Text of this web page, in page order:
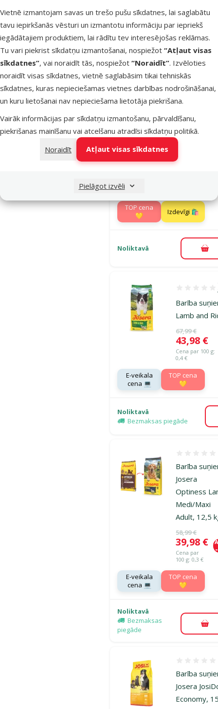
Vietnē izmantojam savas un trešo pušu sīkdatnes, lai saglabātu
tavu iepirkšanās vēsturi un izmantotu informāciju par iepriekš
iegādātajiem produktiem, lai rādītu tev interesējošas reklāmas.
Tu vari piekrist sīkdatņu izmantošanai, nospiežot “Atļaut visas
sīkdatnes”, vai noraidīt tās, nospiežot “Noraidīt”. Izvēloties
noraidīt visas sīkdatnes, vietnē saglabāsim tikai tehniskās
sīkdatnes, kuras nepieciešamas vietnes darbības nodrošināšanai,
un kuru lietošanai nav nepieciešama lietotāja piekrišana.
Vairāk informācijas par sīkdatņu izmantošanu, pārvaldīšanu,
piekrišanas mainīšanu vai atcelšanu atradīsi sīkdatņu politikā.
Noraidīt
Atļaut visas sīkdatnes
Pielāgot izvēli
💛
Izdevīgi 🛍️
Noliktavā
Bezmaksas
piegāde
Barība
Josera
Adult Mini,
kg
Atsauksmes
Oriģinālā
9,99 €
Cena
7,98 €
TOP cena
💛
Izdevīgi 🛍️
Noliktavā
Barī­ba
Lamb and
Oriģinālā
67,99 €
Cena
43,98 €
Cena par 100 g:
0,4 €
E-veikala
cena 💻
TOP cena
💛
Noliktavā
Bezmaksas piegāde
Barība
Josera
Optiness
Medi/Maxi
Adult, 12,5
Oriģinālā
58,99 €
Cena
39,98 €
Cena par
100 g: 0,3 €
E-veikala
cena 💻
TOP cena
💛
Noliktavā
Bezmaksas
piegāde
Barība
Josera
Economy,